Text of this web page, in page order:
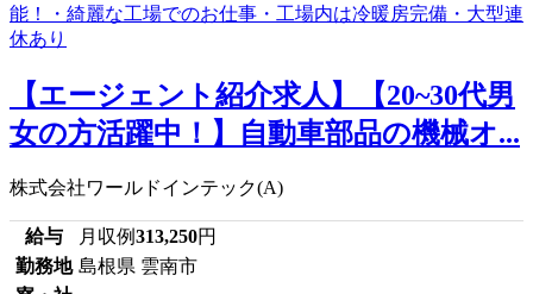
【エージェント紹介求人】【20~30代男
女の方活躍中！】自動車部品の機械オ...
株式会社ワールドインテック(A)
給与 月収例313,250円
勤務地 島根県 雲南市